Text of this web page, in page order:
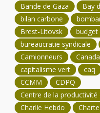
Bande de Gaza
Bay
bilan carbone
Brest-Litovsk
budget
bureaucratie syndicale
Camionneurs
Canada
capitalisme vert
caq
CCMM
CDPQ
Centre de la
Charlie Hebdo